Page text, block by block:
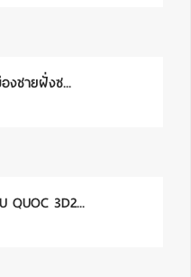
งชายฝั่งซ...
QUOC 3D2...